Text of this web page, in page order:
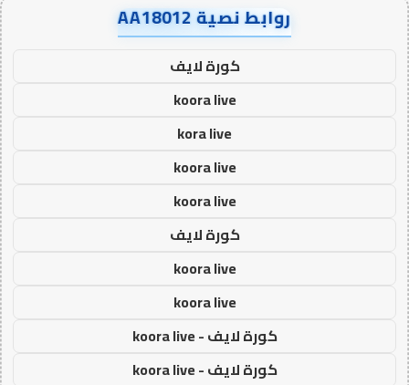
روابط نصية AA18012
كورة لايف
koora live
kora live
koora live
koora live
كورة لايف
koora live
koora live
كورة لايف - koora live
كورة لايف - koora live